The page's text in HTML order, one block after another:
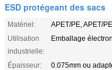
ESD protégeant des sacs
Matériel:
APET/PE, APET/PE
Utilisation
industrielle:
Emballage
Épaisseur:
0.075mm ou